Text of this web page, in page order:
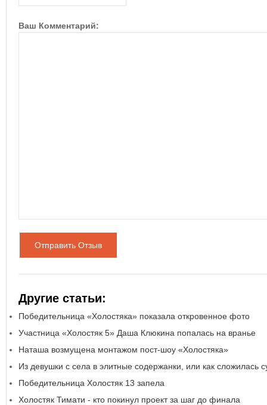
Ваш Комментарий:
Отправить Отзыв
Другие статьи:
Победительница «Холостяка» показала откровенное фото
Участница «Холостяк 5» Даша Клюкина попалась на вранье
Наташа возмущена монтажом пост-шоу «Холостяка»
Из девушки с села в элитные содержанки, или как сложилась
Победительница Холостяк 13 запела
Холостяк Тимати - кто покинул проект за шаг до финала